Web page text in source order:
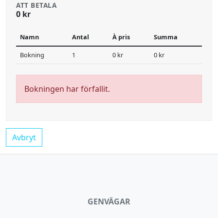
ATT BETALA
0 kr
Namn Antal À pris Summa
Bokning 1 0 kr 0 kr
Bokningen har förfallit.
Avbryt
GENVÄGAR